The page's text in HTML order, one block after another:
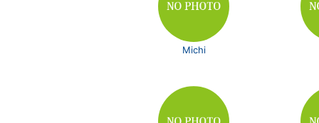
Michi